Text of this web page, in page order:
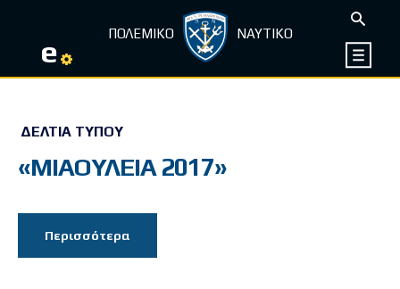
e ΠΟΛΕΜΙΚΟ ΝΑΥΤΙΚΟ
ΔΕΛΤΊΑ ΤΎΠΟΥ
«ΜΙΑΟΥΛΕΙΑ 2017»
Περισσότερα